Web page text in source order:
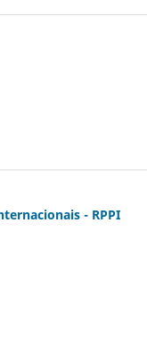
- RPPI